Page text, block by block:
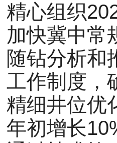
精心组织
加快冀中常
随钻分析和
工作制度，
精细井位优
年初增长